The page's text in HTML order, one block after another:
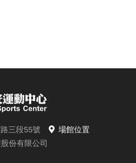
0300#107
三段55號
場館位置
份有限公司